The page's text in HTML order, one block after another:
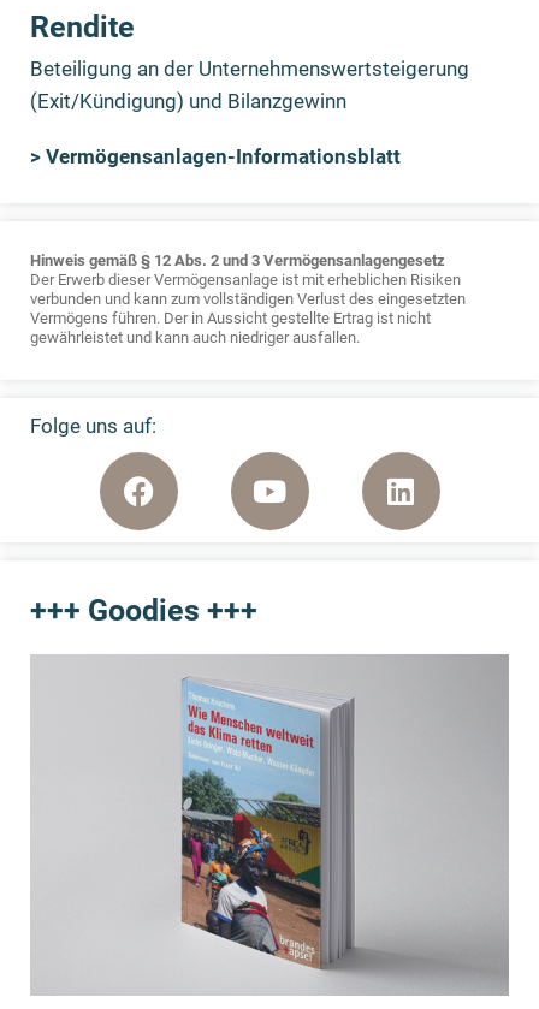
Rendite
Beteiligung an der Unternehmenswertsteigerung
(Exit/Kündigung) und Bilanzgewinn
> Vermögensanlagen-Informationsblatt
Hinweis gemäß § 12 Abs. 2 und 3 Vermögensanlagengesetz
Der Erwerb dieser Vermögensanlage ist mit erheblichen Risiken
verbunden und kann zum vollständigen Verlust des eingesetzten
Vermögens führen. Der in Aussicht gestellte Ertrag ist nicht
gewährleistet und kann auch niedriger ausfallen.
Folge uns auf:
+++ Goodies +++